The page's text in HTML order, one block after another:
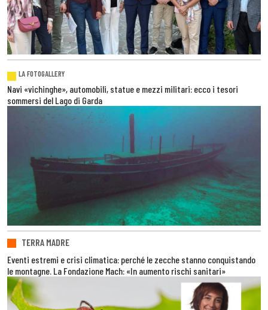
LA FOTOGALLERY
Navi «vichinghe», automobili, statue e mezzi militari: ecco i tesori
sommersi del Lago di Garda
TERRA MADRE
Eventi estremi e crisi climatica: perché le zecche stanno conquistando
le montagne. La Fondazione Mach: «In aumento rischi sanitari»